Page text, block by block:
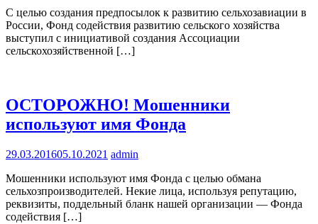
С целью создания предпосылок к развитию сельхозавиации в
России, Фонд содействия развитию сельского хозяйства
выступил с инициативой создания Ассоциации
сельскохозяйственной […]
ОСТОРОЖНО! Мошенники
используют имя Фонда
29.03.201605.10.2021 admin
Мошенники используют имя Фонда с целью обмана
сельхозпроизводителей. Некие лица, используя репутацию,
реквизиты, поддельный бланк нашей организации — Фонда
содействия […]